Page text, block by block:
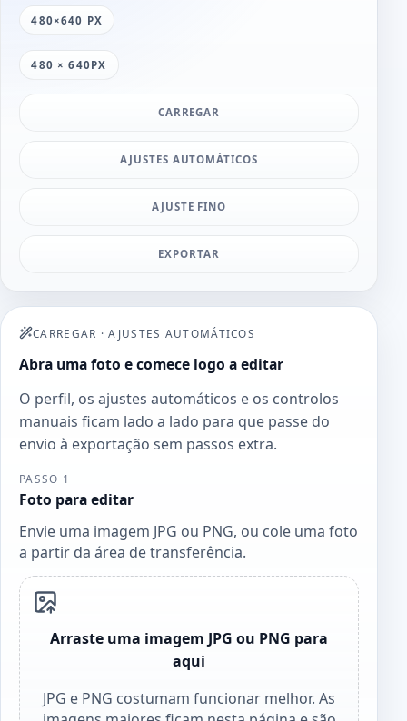
480×640 PX
480 × 640PX
CARREGAR
AJUSTES AUTOMÁTICOS
AJUSTE FINO
EXPORTAR
CARREGAR ·AJUSTES AUTOMÁTICOS
Abra uma foto e comece logo a editar
O perfil, os ajustes automáticos e os controlos
manuais ficam lado a lado para que passe do
envio à exportação sem passos extra.
PASSO 1
Foto para editar
Envie uma imagem JPG ou PNG, ou cole uma foto
a partir da área de transferência.
Arraste uma imagem JPG ou PNG para
aqui
JPG e PNG costumam funcionar melhor. As